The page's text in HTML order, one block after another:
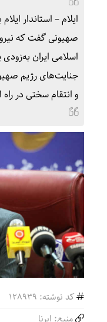
ایلام – استاندار
صهیونی گفت که
اسلامی ایران
جنایت‌های رژیم
و انتقام سختی در
کد نوشته: 128939
منبع: ایرنا